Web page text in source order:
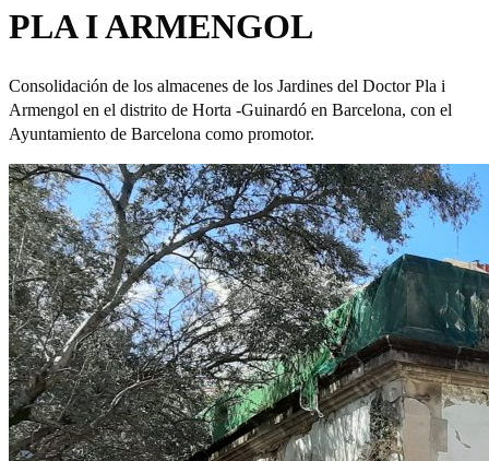
PLA I ARMENGOL
Consolidación de los almacenes de los Jardines del Doctor Pla i
Armengol en el distrito de Horta -Guinardó en Barcelona, con el
Ayuntamiento de Barcelona como promotor.